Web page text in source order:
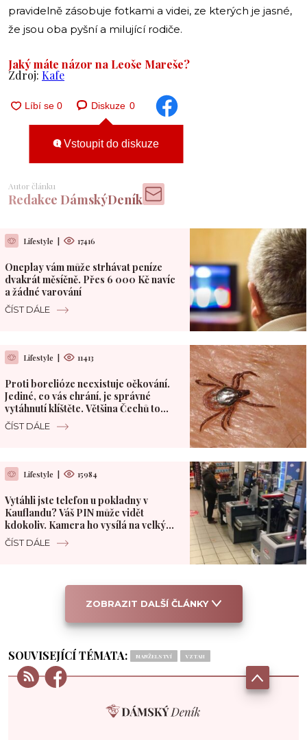
pravidelně zásobuje fotkami a videi, ze kterých je jasné,
že jsou oba pyšní a milující rodiče.
Jaký máte názor na Leoše Mareše?
Zdroj: Kafe
Diskuze 0
Vstoupit do diskuze
Autor článku
Redakce DámskýDeník
Lifestyle | 17416
Oneplay vám může strhávat peníze
dvakrát měsíčně. Přes 6 000 Kč navíc
a žádné varování
ČÍST DÁLE
Lifestyle | 11413
Proti borelióze neexistuje očkování.
Jediné, co vás chrání, je správné
vytáhnutí klíštěte. Většina Čechů to
dělá špatně
ČÍST DÁLE
Lifestyle | 15984
Vytáhli jste telefon u pokladny v
Kauflandu? Váš PIN může vidět
kdokoliv. Kamera ho vysílá na velký
monitor
ČÍST DÁLE
ZOBRAZIT DALŠÍ ČLÁNKY
SOUVISEJÍCÍ TÉMATA: MANŽELSTVÍ VZTAH